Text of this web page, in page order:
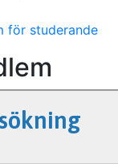
för studerande